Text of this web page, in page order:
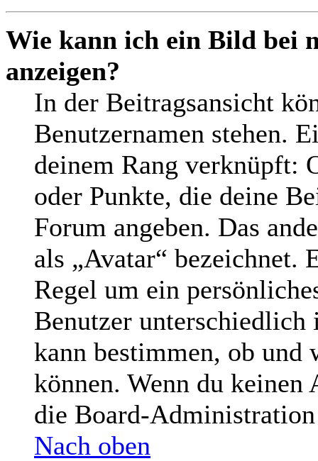
Wie kann ich ein Bild bei
anzeigen?
In der Beitragsansicht
Benutzernamen stehen.
deinem Rang verknüpft:
oder Punkte, die deine
Forum angeben. Das
als „Avatar“ bezeichnet.
Regel um ein
Benutzer
kann bestimmen, ob und
können. Wenn du keinen
die Board-
Nach oben